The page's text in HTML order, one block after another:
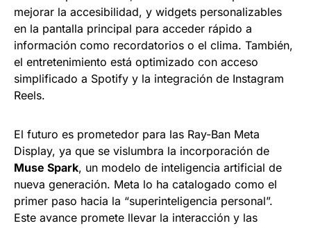
mejorar la accesibilidad, y widgets personalizables
en la pantalla principal para acceder rápido a
información como recordatorios o el clima. También,
el entretenimiento está optimizado con acceso
simplificado a Spotify y la integración de Instagram
Reels.
El futuro es prometedor para las Ray-Ban Meta
Display, ya que se vislumbra la incorporación de
Muse Spark, un modelo de inteligencia artificial de
nueva generación. Meta lo ha catalogado como el
primer paso hacia la “superinteligencia personal”.
Este avance promete llevar la interacción y las